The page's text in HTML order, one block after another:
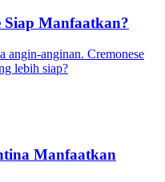
Siap Manfaatkan?
angin-anginan. Cremonese
lebih siap?
Manfaatkan